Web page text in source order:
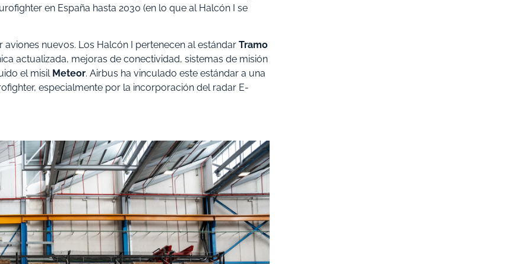
en España hasta 2030 (en lo que al Halcón I se
nuevos. Los Halcón I pertenecen al estándar Tramo
actualizada, mejoras de conectividad, sistemas de misión
el misil Meteor. Airbus ha vinculado este estándar a una
especialmente por la incorporación del radar E-